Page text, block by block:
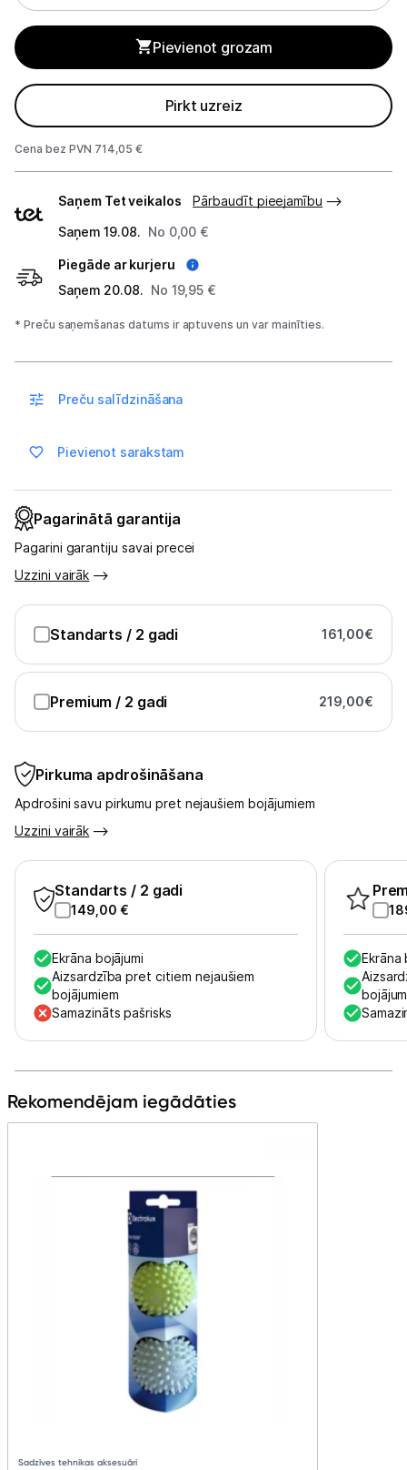
Sadzīves tehnikas aksesuāri
Tvaika nosūcēji
Aksesuāri tvaika nosūcējiem
Iebūvējamā tehnika
Mazā tehnika
Mazā virtuves tehnika
Klimata iekārtas
Sports un atpūta
Piegāde un apmaksa
Uzņēmumiem
Tet pakalpojumi
Kontakti
Informācija
Pievienot grozam
Pirkt uzreiz
Cena bez PVN 714,05 €
veidi
Saņem Tet veikalos
Pārbaudīt pieejamību
Saņem 19.08. No 0,00 €
Piegāde ar kurjeru
Saņem 20.08. No 19,95 €
* Preču saņemšanas datums ir aptuvens un var mainīties.
Preču salīdzināšana
Pievienot sarakstam
Pirkuma apdrošināšana
Apdrošini savu pirkumu pret nejaušiem bojājumiem
Uzzini vairāk
Standarts / 2 gadi
149,00 €
Ekrāna bojājumi
Aizsardzība pret citiem nejaušiem
bojājumiem
Samazināts pašrisks
Ekrāna
Pagarinātā garantija
Pagarini garantiju savai precei
Uzzini vairāk
Standarts / 2 gadi 161,00€
Premium / 2 gadi 219,00€
Rekomendējam iegādāties
Sadzīves tehnikas aksesuāri